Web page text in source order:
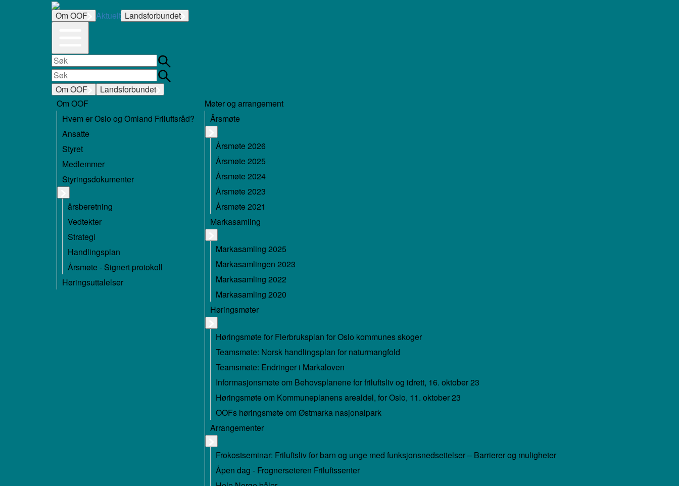
Om OOF Aktuelt Landsforbundet
Om OOF
Landsforbundet
Om OOF
Hvem er Oslo og Omland Friluftsråd?
Ansatte
Styret
Medlemmer
Styringsdokumenter
årsberetning
Vedtekter
Strategi
Handlingsplan
Årsmøte - Signert protokoll
Høringsuttalelser
Møter og arrangement
Årsmøte
Årsmøte 2026
Årsmøte 2025
Årsmøte 2024
Årsmøte 2023
Årsmøte 2021
Markasamling
Markasamling 2025
Markasamlingen 2023
Markasamling 2022
Markasamling 2020
Høringsmøter
Høringsmøte for Flerbruksplan for Oslo kommunes skoger
Teamsmøte: Norsk handlingsplan for naturmangfold
Teamsmøte: Endringer i Markaloven
Informasjonsmøte om Behovsplanene for friluftsliv og idrett, 16. oktober 23
Høringsmøte om Kommuneplanens arealdel, for Oslo, 11. oktober 23
OOFs høringsmøte om Østmarka nasjonalpark
Arrangementer
Frokostseminar: Friluftsliv for barn og unge med funksjonsnedsettelser – Barrierer og muligheter
Åpen dag - Frognerseteren Friluftssenter